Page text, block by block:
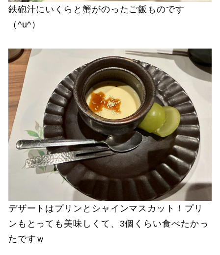
鉄砲汁にいくらと蟹がのったご飯ものです
（^u^）
デザートはプリンとシャインマスカット！プリ
ンもとっても美味しくて、3個くらい食べたかっ
たですｗ